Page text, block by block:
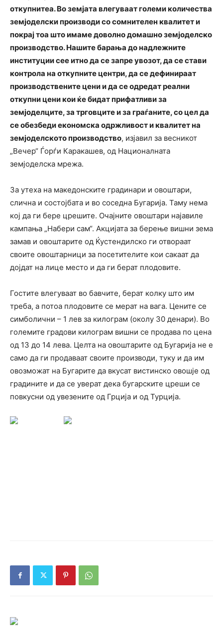
откупнитеа. Во земјата влегуваат големи количества
земјоделски производи со сомнителен квалитет и
покрај тоа што имаме доволно домашно земјоделско
производство. Нашите барања до надлежните
институции сее итно да се запре увозот, да се стави
контрола на откупните центри, да се дефинираат
производствените цени и да се одредат реални
откупни цени кои ќе бидат прифатливи за
земјоделците, за трговците и за граѓаните, со цел да
се обезбеди економска одржливост и квалитет на
земјоделското производство, изјавил за весникот
„Вечер“ Ѓорѓи Каракашев, од Националната
земјоделска мрежа.
За утеха на македонските градинари и овоштари,
слична и состојбата и во соседна Бугарија. Таму нема
кој да ги бере црешите. Очајните овоштари најавиле
кампања „Набери сам“. Акцијата за берење вишни зема
замав и овоштарите од Ќустендилско ги отвораат
своите овоштарници за посетителите кои сакаат да
дојдат на лице место и да ги берат плодовите.
Гостите влегуваат во бавчите, берат колку што им
треба, а потоа плодовите се мерат на вага. Цените се
симболични – 1 лев за килограм (околу 30 денари). Во
големите градови килограм вишни се продава по цена
од 13 до 14 лева. Целта на овоштарите од Бугарија не е
само да ги продаваат своите производи, туку и да им
овозможат на Бугарите да вкусат вистинско овошје од
градините и да се уверат дека бугарските цреши се
повкусни од увезените од Грција и од Турција.